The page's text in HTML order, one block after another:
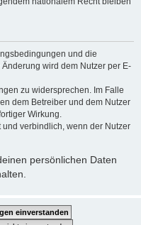
und die
wird dem Nutzer per E-
zu widersprechen. Im Falle
dem Betreiber und dem Nutzer
Wirkung.
verbindlich, wenn der Nutzer
persönlichen Daten